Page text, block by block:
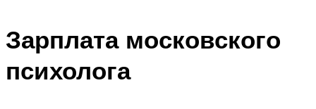
Зарплата московского
психолога